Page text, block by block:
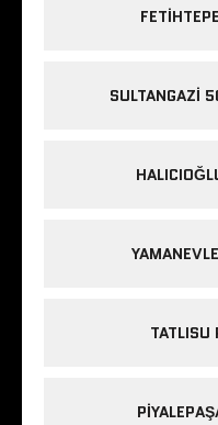
SULTANGAZI
TATLISU